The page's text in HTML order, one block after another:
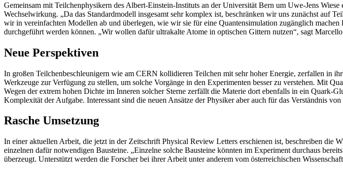
Gemeinsam mit Teilchenphysikern des Albert-Einstein-Instituts an der Universität Bern um Uwe-Jens
Wechselwirkung. „Da das Standardmodell insgesamt sehr komplex ist, beschränken wir uns zunächst auf
wir in vereinfachten Modellen ab und überlegen, wie wir sie für eine Quantensimulation zugänglich
durchgeführt werden können. „Wir wollen dafür ultrakalte Atome in optischen Gittern nutzen“, sagt
Neue Perspektiven
In großen Teilchenbeschleunigern wie am CERN kollidieren Teilchen mit sehr hoher Energie, zerfallen in
Werkzeuge zur Verfügung zu stellen, um solche Vorgänge in den Experimenten besser zu verstehen. Mit
Wegen der extrem hohen Dichte im Inneren solcher Sterne zerfällt die Materie dort ebenfalls in ein Quark-
Komplexität der Aufgabe. Interessant sind die neuen Ansätze der Physiker aber auch für das Verständnis
Rasche Umsetzung
In einer aktuellen Arbeit, die jetzt in der Zeitschrift Physical Review Letters erschienen ist, beschreiben die
einzelnen dafür notwendigen Bausteine. „Einzelne solche Bausteine könnten im Experiment durchaus
überzeugt. Unterstützt werden die Forscher bei ihrer Arbeit unter anderem vom österreichischen